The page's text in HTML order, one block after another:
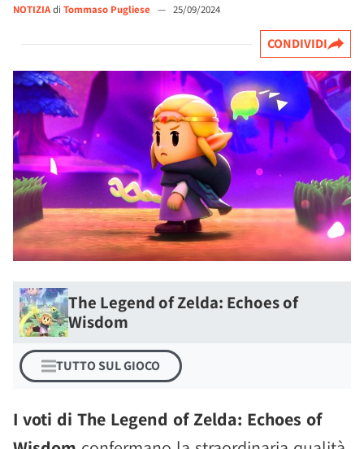
NOTIZIAdi Tommaso Pugliese — 25/09/2024
CONDIVIDI
The Legend of Zelda: Echoes of
Wisdom
TUTTO SUL GIOCO
I voti di The Legend of Zelda: Echoes of